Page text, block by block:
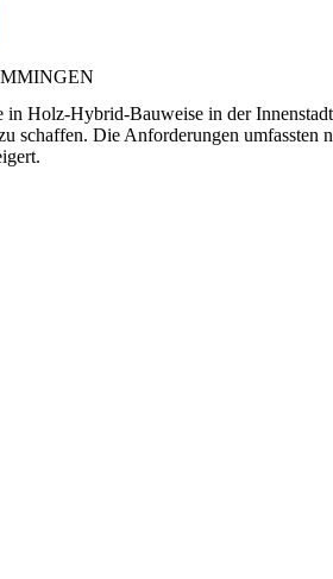
Holz-Hybrid-Bauweise in der
Die Anforderungen